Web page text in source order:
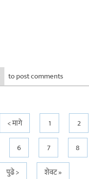
to post comments
< मागे 1 2
6 7 8
पुढे >
शेवट »